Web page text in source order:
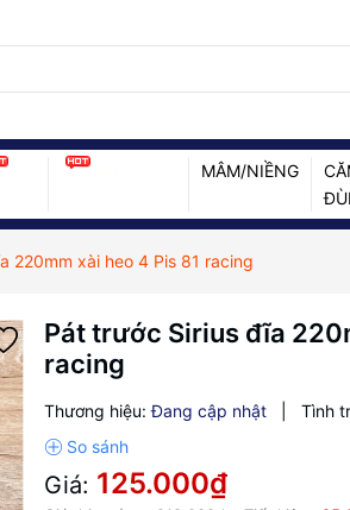
HEO ĐẦU XE
MÂM/NIỀNG
220mm xài heo 4 Pis 81 racing
Pát trước Sirius đĩa
racing
Thương hiệu: Đang cập nhật Tình
Giá: 125.000₫